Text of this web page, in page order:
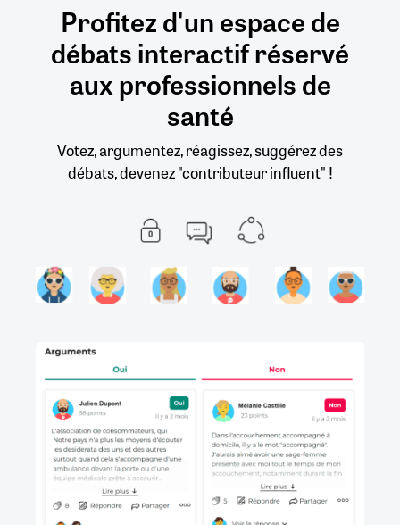
Profitez d'un espace de
débatsinteractifréservé
auxprofessionnels de
santé
Votez, argumentez, réagissez, suggérez des
débats, devenez "contributeur influent" !